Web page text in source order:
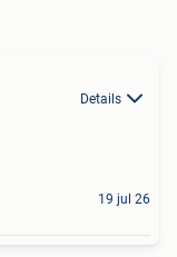
Details
19 jul 26